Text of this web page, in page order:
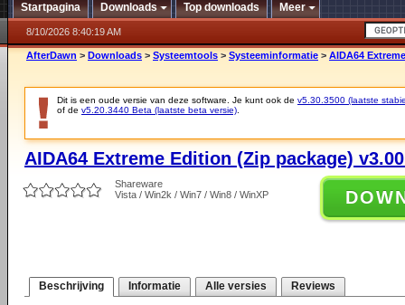
Startpagina Downloads Top downloads Meer
8/10/2026 8:40:19 AM
AfterDawn > Downloads > Systeemtools > Systeeminformatie > AIDA64
Dit is een oude versie van deze software. Je kunt ook de v5.30.3500 (laatste
of de v5.20.3440 Beta (laatste beta versie)
AIDA64 Extreme Edition (Zip package)
Shareware
Vista / Win2k / Win7 / Win8 / WinXP
Beschrijving Informatie Alle versies Reviews